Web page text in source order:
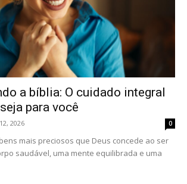
a bíblia: O cuidado integral
para você
2026 0
mais preciosos que Deus concede ao ser
saudável, uma mente equilibrada e uma